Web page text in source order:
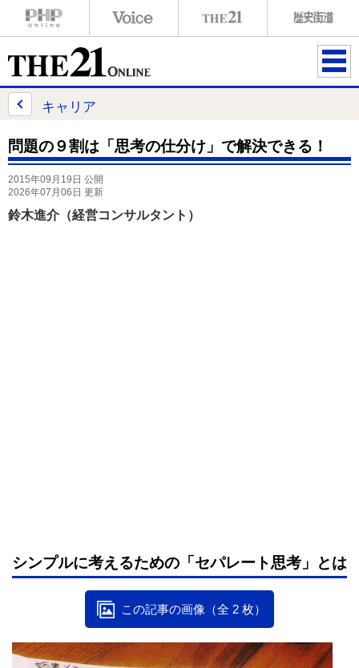
ME
キャリア
問題の９割は「思考の仕分け」で解決できる！
2015年09月19日 公開
2026年07月06日 更新
鈴木進介（経営コンサルタント）
シンプルに考えるための「セパレート思考」とは
この記事の画像（全 2 枚）